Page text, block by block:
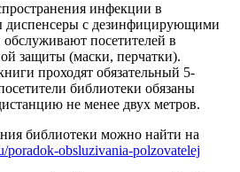
инфекции в
диспенсеры с дезинфицирующими
посетителей в
защиты (маски, перчатки).
проходят обязательный 5-
библиотеки обязаны
не менее двух метров.
библиотеки можно найти на
poradok-obsluzivania-polzovatelej